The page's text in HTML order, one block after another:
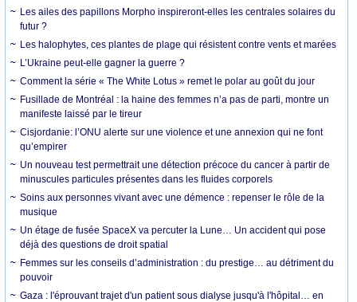
Les ailes des papillons Morpho inspireront-elles les centrales solaires du
futur ?
Les halophytes, ces plantes de plage qui résistent contre vents et marées
L’Ukraine peut-elle gagner la guerre ?
Comment la série « The White Lotus » remet le polar au goût du jour
Fusillade de Montréal : la haine des femmes n’a pas de parti, montre un
manifeste laissé par le tireur
Cisjordanie: l’ONU alerte sur une violence et une annexion qui ne font
qu’empirer
Un nouveau test permettrait une détection précoce du cancer à partir de
minuscules particules présentes dans les fluides corporels
Soins aux personnes vivant avec une démence : repenser le rôle de la
musique
Un étage de fusée SpaceX va percuter la Lune… Un accident qui pose
déjà des questions de droit spatial
Femmes sur les conseils d’administration : du prestige… au détriment du
pouvoir
Gaza : l'éprouvant trajet d'un patient sous dialyse jusqu'à l'hôpital… en